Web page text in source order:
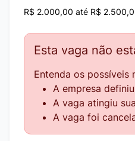
R$ 2.000,00 até R$
Esta vaga não
Entenda os possíveis
A empresa
A vaga atingiu
A vaga foi